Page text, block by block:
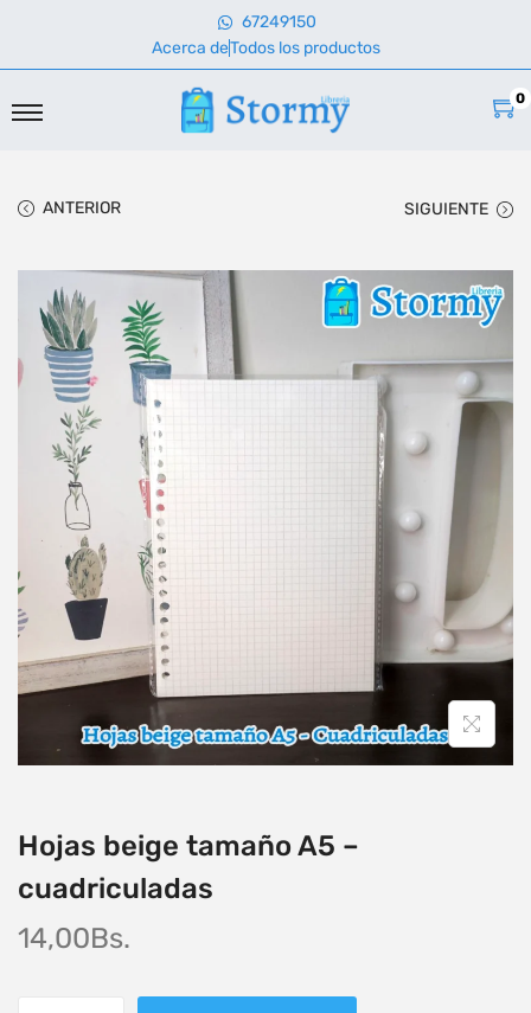
67249150
Acerca deTodos los productos
0
ANTERIOR SIGUIENTE
Hojas beige tamaño A5 –
cuadriculadas
14,00Bs.